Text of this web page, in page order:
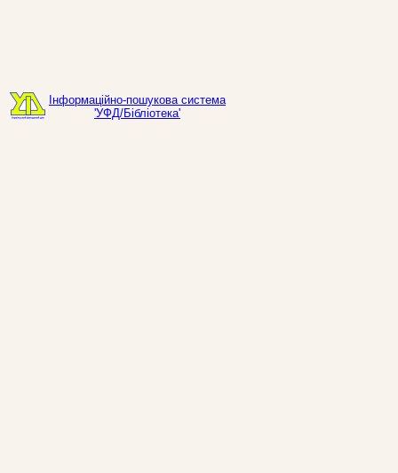
Інформаційно-пошукова система
'УФД/Бібліотека'